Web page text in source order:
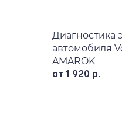
Диагностика
автомобиля
AMAROK
от 1 920 р.